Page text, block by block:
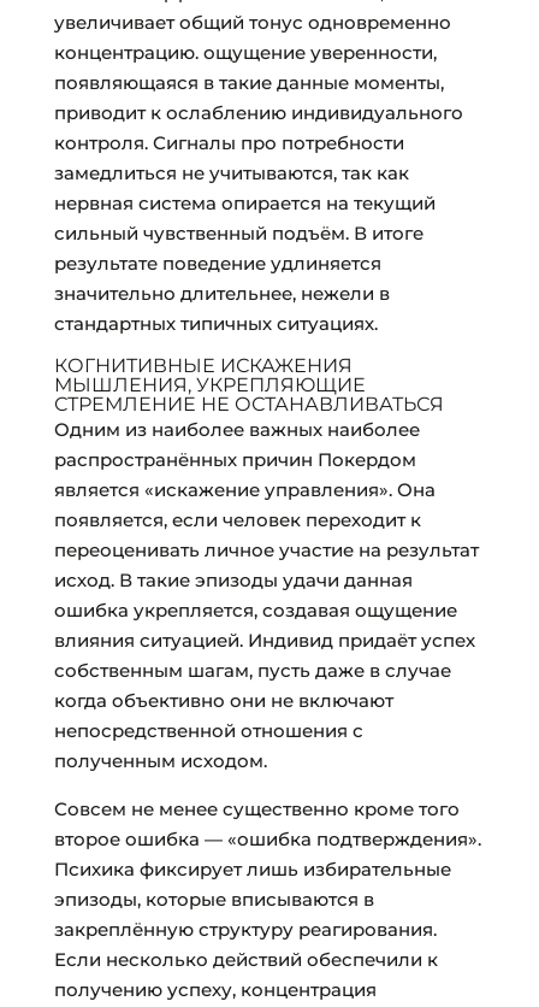
увеличивает общий тонус одновременно
концентрацию. ощущение уверенности,
появляющаяся в такие данные моменты,
приводит к ослаблению индивидуального
контроля. Сигналы про потребности
замедлиться не учитываются, так как
нервная система опирается на текущий
сильный чувственный подъём. В итоге
результате поведение удлиняется
значительно длительнее, нежели в
стандартных типичных ситуациях.
КОГНИТИВНЫЕ ИСКАЖЕНИЯ
МЫШЛЕНИЯ, УКРЕПЛЯЮЩИЕ
СТРЕМЛЕНИЕ НЕ ОСТАНАВЛИВАТЬСЯ
Одним из наиболее важных наиболее
распространённых причин Покердом
является «искажение управления». Она
появляется, если человек переходит к
переоценивать личное участие на результат
исход. В такие эпизоды удачи данная
ошибка укрепляется, создавая ощущение
влияния ситуацией. Индивид придаёт успех
собственным шагам, пусть даже в случае
когда объективно они не включают
непосредственной отношения с
полученным исходом.
Совсем не менее существенно кроме того
второе ошибка — «ошибка подтверждения».
Психика фиксирует лишь избирательные
эпизоды, которые вписываются в
закреплённую структуру реагирования.
Если несколько действий обеспечили к
получению успеху, концентрация